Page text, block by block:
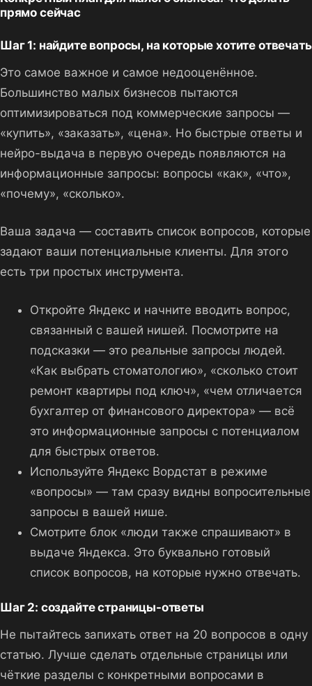
прямо сейчас
Шаг 1: найдите вопросы, на которые хотите отвечать
Это самое важное и самое недооценённое.
Большинство малых бизнесов пытаются
оптимизироваться под коммерческие запросы —
«купить», «заказать», «цена». Но быстрые ответы и
нейро-выдача в первую очередь появляются на
информационные запросы: вопросы «как», «что»,
«почему», «сколько».
Ваша задача — составить список вопросов, которые
задают ваши потенциальные клиенты. Для этого
есть три простых инструмента.
Откройте Яндекс и начните вводить вопрос,
связанный с вашей нишей. Посмотрите на
подсказки — это реальные запросы людей.
«Как выбрать стоматологию», «сколько стоит
ремонт квартиры под ключ», «чем отличается
бухгалтер от финансового директора» — всё
это информационные запросы с потенциалом
для быстрых ответов.
Используйте Яндекс Вордстат в режиме
«вопросы» — там сразу видны вопросительные
запросы в вашей нише.
Смотрите блок «люди также спрашивают» в
выдаче Яндекса. Это буквально готовый
список вопросов, на которые нужно отвечать.
Шаг 2: создайте страницы-ответы
Не пытайтесь запихать ответ на 20 вопросов в одну
статью. Лучше сделать отдельные страницы или
чёткие разделы с конкретными вопросами в